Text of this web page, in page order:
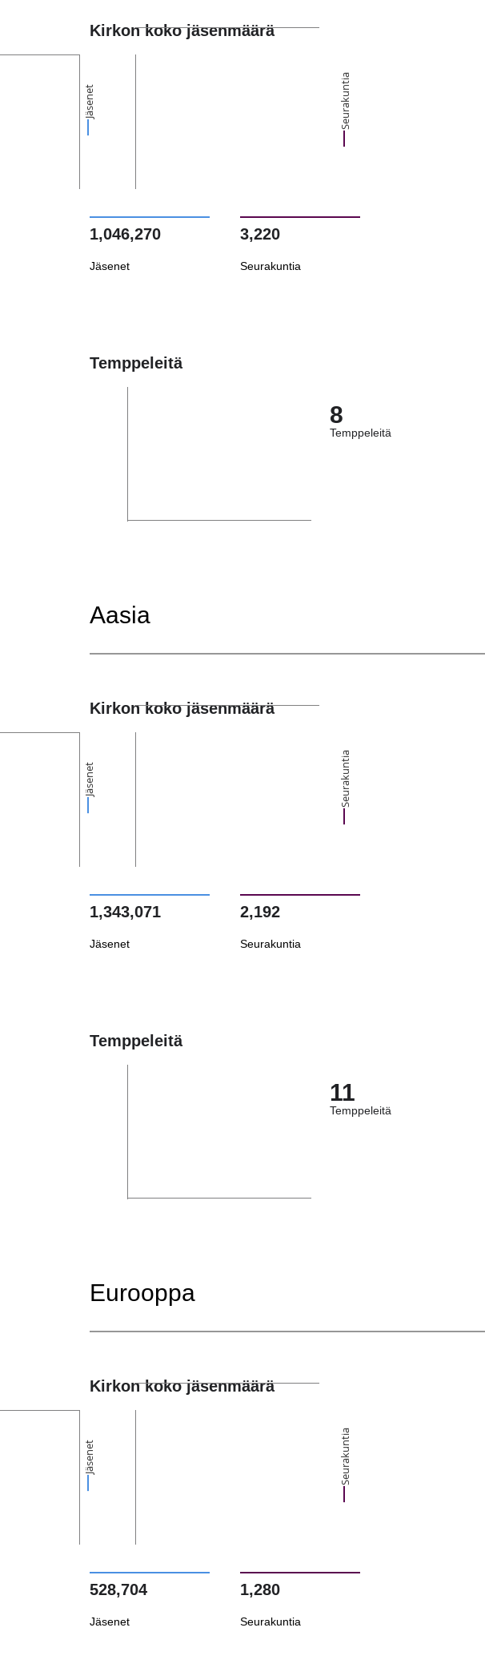
Kirkon koko jäsenmäärä
Jäsenet Seurakuntia
1,046,270
Jäsenet
3,220
Seurakuntia
Temppeleitä
8
Temppeleitä
Aasia
Kirkon koko jäsenmäärä
Jäsenet Seurakuntia
1,343,071
Jäsenet
2,192
Seurakuntia
Temppeleitä
11
Temppeleitä
Eurooppa
Kirkon koko jäsenmäärä
Jäsenet Seurakuntia
528,704
Jäsenet
1,280
Seurakuntia